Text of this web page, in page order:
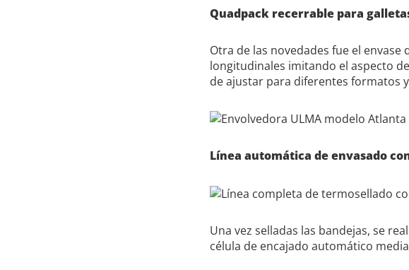
Quadpack recerrable para
Otra de las novedades fue el
longitudinales imitando el aspecto
de ajustar para diferentes formatos
Línea automática de envasado
Una vez selladas las bandejas, se
célula de encajado automático